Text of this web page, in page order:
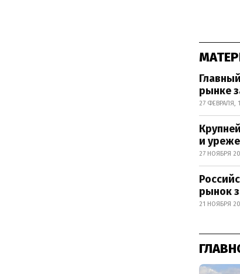
рынке
27 ФЕВРАЛЯ,
и
27 НОЯБРЯ
рынок
21 НОЯБРЯ